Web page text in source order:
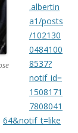
.albertin
a1/posts
/102130
0484100
8537?
notif_id=
1508171
7808041
64&notif_t=like